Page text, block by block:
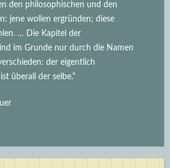
den philosophischen und den
jene wollen ergründen; diese
… Die Kapitel der
im Grunde nur durch die Namen
der eigentlich
überall der selbe.“